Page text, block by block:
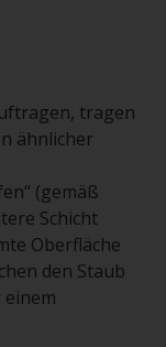
tragen
ähnlicher
(gemäß
Schicht
Oberfläche
den Staub